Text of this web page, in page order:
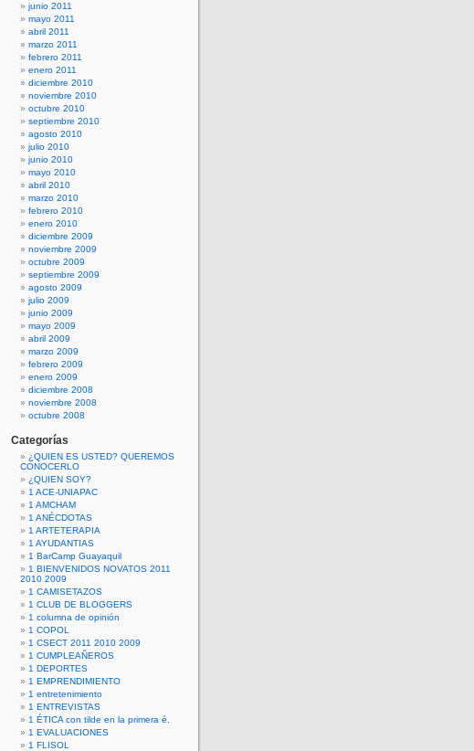
junio 2011
mayo 2011
abril 2011
marzo 2011
febrero 2011
enero 2011
diciembre 2010
noviembre 2010
octubre 2010
septiembre 2010
agosto 2010
julio 2010
junio 2010
mayo 2010
abril 2010
marzo 2010
febrero 2010
enero 2010
diciembre 2009
noviembre 2009
octubre 2009
septiembre 2009
agosto 2009
julio 2009
junio 2009
mayo 2009
abril 2009
marzo 2009
febrero 2009
enero 2009
diciembre 2008
noviembre 2008
octubre 2008
Categorías
¿QUIEN ES USTED? QUEREMOS
CONOCERLO
¿QUIEN SOY?
1 ACE-UNIAPAC
1 AMCHAM
1 ANÉCDOTAS
1 ARTETERAPIA
1 AYUDANTIAS
1 BarCamp Guayaquil
1 BIENVENIDOS NOVATOS 2011
2010 2009
1 CAMISETAZOS
1 CLUB DE BLOGGERS
1 columna de opinión
1 COPOL
1 CSECT 2011 2010 2009
1 CUMPLEAÑEROS
1 DEPORTES
1 EMPRENDIMIENTO
1 entretenimiento
1 ENTREVISTAS
1 ÉTICA con tilde en la primera é.
1 EVALUACIONES
1 FLISOL